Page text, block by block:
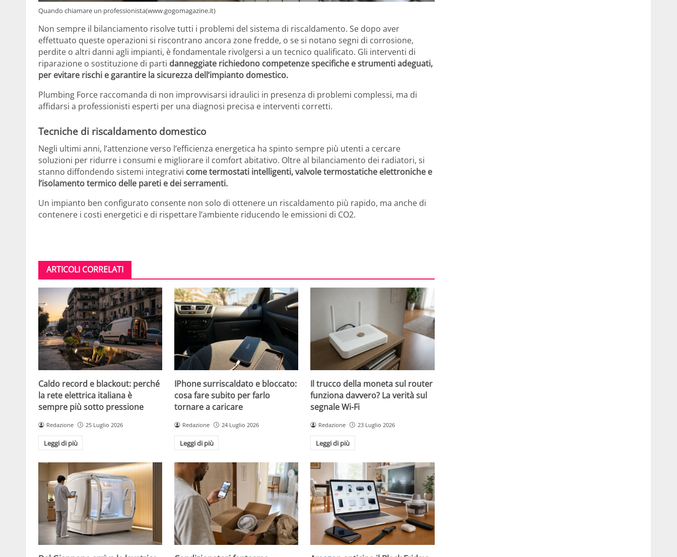
Quando chiamare un professionista(www.gogomagazine.it)
Non sempre il bilanciamento risolve tutti i problemi del sistema di riscaldamento. Se dopo aver
effettuato queste operazioni si riscontrano ancora zone fredde, o se si notano segni di corrosione,
perdite o altri danni agli impianti, è fondamentale rivolgersi a un tecnico qualificato. Gli interventi di
riparazione o sostituzione di parti danneggiate richiedono competenze specifiche e strumenti adeguati,
per evitare rischi e garantire la sicurezza dell’impianto domestico.
Plumbing Force raccomanda di non improvvisarsi idraulici in presenza di problemi complessi, ma di
affidarsi a professionisti esperti per una diagnosi precisa e interventi corretti.
Tecniche di riscaldamento domestico
Negli ultimi anni, l’attenzione verso l’efficienza energetica ha spinto sempre più utenti a cercare
soluzioni per ridurre i consumi e migliorare il comfort abitativo. Oltre al bilanciamento dei radiatori, si
stanno diffondendo sistemi integrativi come termostati intelligenti, valvole termostatiche elettroniche e
l’isolamento termico delle pareti e dei serramenti.
Un impianto ben configurato consente non solo di ottenere un riscaldamento più rapido, ma anche di
contenere i costi energetici e di rispettare l’ambiente riducendo le emissioni di CO2.
ARTICOLI CORRELATI
Caldo record e blackout: perché
la rete elettrica italiana è
sempre più sotto pressione
Redazione 25 Luglio 2026
Leggi di più
IPhone surriscaldato e bloccato:
cosa fare subito per farlo
tornare a caricare
Redazione 24 Luglio 2026
Leggi di più
Il trucco della moneta sul router
funziona davvero? La verità sul
segnale Wi-Fi
Redazione 23 Luglio 2026
Leggi di più